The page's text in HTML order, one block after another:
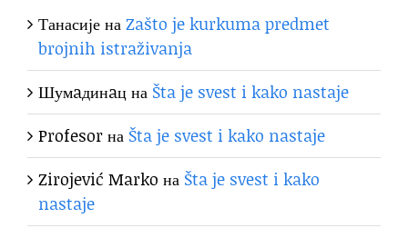
ТанасијенаZašto je kurkuma predmet
brojnih istraživanja
Шумaдинaцна Šta je svest i kako nastaje
Profesorна Šta je svest i kako nastaje
Zirojević Marko на Šta je svest i kako
nastaje